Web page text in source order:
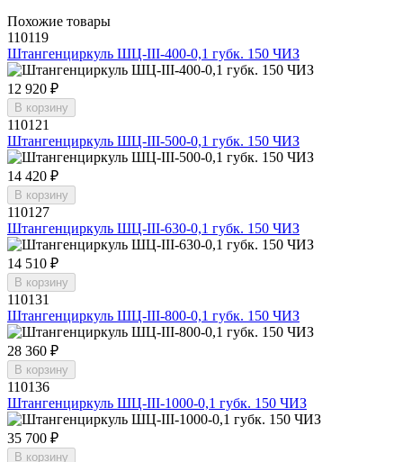
Похожие товары
110119
Штангенциркуль ШЦ-III-400-0,1 губк. 150 ЧИЗ
12 920 ₽
В корзину
110121
Штангенциркуль ШЦ-III-500-0,1 губк. 150 ЧИЗ
14 420 ₽
В корзину
110127
Штангенциркуль ШЦ-III-630-0,1 губк. 150 ЧИЗ
14 510 ₽
В корзину
110131
Штангенциркуль ШЦ-III-800-0,1 губк. 150 ЧИЗ
28 360 ₽
В корзину
110136
Штангенциркуль ШЦ-III-1000-0,1 губк. 150 ЧИЗ
35 700 ₽
В корзину